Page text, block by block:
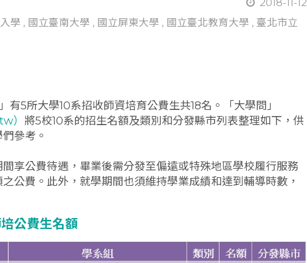
學 , 國立臺南大學 , 國立屏東大學 , 國立臺北教育大學 , 臺北市立
有5所大學10系招收師資培育公費生共18名。「大學問」
） 將5校10系的招生名額及類別和分發縣市列表整理如下，供
參考。
享公費待遇，畢業後需分發至偏遠或特殊地區學校履行服務
公費。此外，就學期間也須維持學業成績和達到輔導時數，
公費生名額